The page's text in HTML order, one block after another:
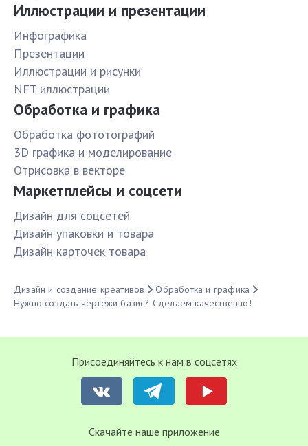
Иллюстрации и презентации
Инфографика
Презентации
Иллюстрации и рисунки
NFT иллюстрации
Обработка и графика
Обработка фототографий
3D графика и моделирование
Отрисовка в векторе
Маркетплейсы и соцсети
Дизайн для соцсетей
Дизайн упаковки и товара
Дизайн карточек товара
Дизайн и создание креативов
Обработка и графика
Нужно создать чертежи базис? Сделаем качественно!
Присоединяйтесь к нам в соцсетях
Cкачайте наше приложение